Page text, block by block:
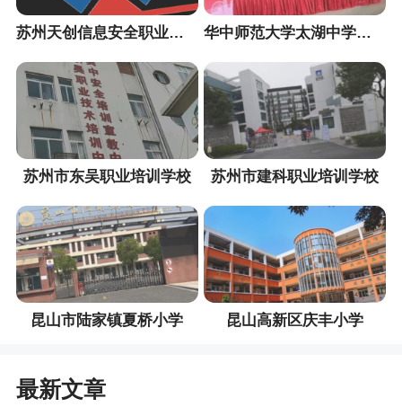
苏州天创信息安全职业培训中心 华中师范大学太湖中学（暂定名）
苏州市东吴职业培训学校 苏州市建科职业培训学校
昆山市陆家镇夏桥小学 昆山高新区庆丰小学
最新文章